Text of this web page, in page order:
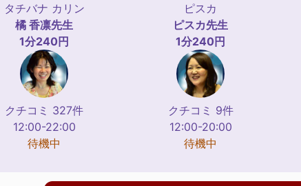
タチバナ カリン
橘 香凛先生
1分240円
クチコミ 327件
12:00-22:00
待機中
ピスカ
ピスカ先生
1分240円
クチコミ 9件
12:00-20:00
待機中